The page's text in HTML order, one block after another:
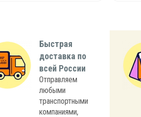
Быстрая
доставка по
всей России
Отправляем
любыми
транспортными
компаниями,